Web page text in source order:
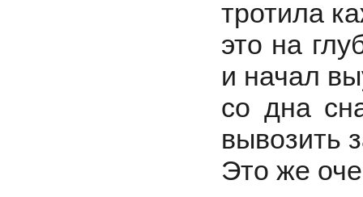
тротила
это на
и начал
со дна
вывозить
Это же